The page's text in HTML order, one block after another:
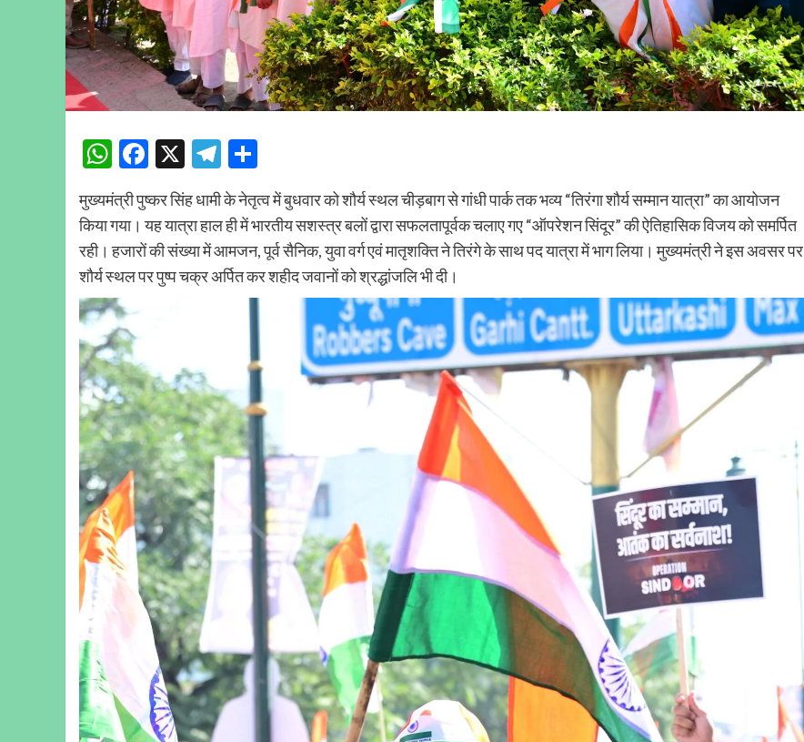
WhatsApp
Facebook
X Telegram
मुख्यमंत्री पुष्कर सिंह धामी के नेतृत्व में बुधवार को शौर्य स्थल चीड़बाग से गांधी पार्क तक भव्य “तिरंगा शौर्य सम्मान यात्रा” का आयोजन
किया गया। यह यात्रा हाल ही में भारतीय सशस्त्र बलों द्वारा सफलतापूर्वक चलाए गए “ऑपरेशन सिंदूर” की ऐतिहासिक विजय को समर्पित
रही। हजारों की संख्या में आमजन, पूर्व सैनिक, युवा वर्ग एवं मातृशक्ति ने तिरंगे के साथ पद यात्रा में भाग लिया। मुख्यमंत्री ने इस अवसर पर
शौर्य स्थल पर पुष्प चक्र अर्पित कर शहीद जवानों को श्रद्धांजलि भी दी।